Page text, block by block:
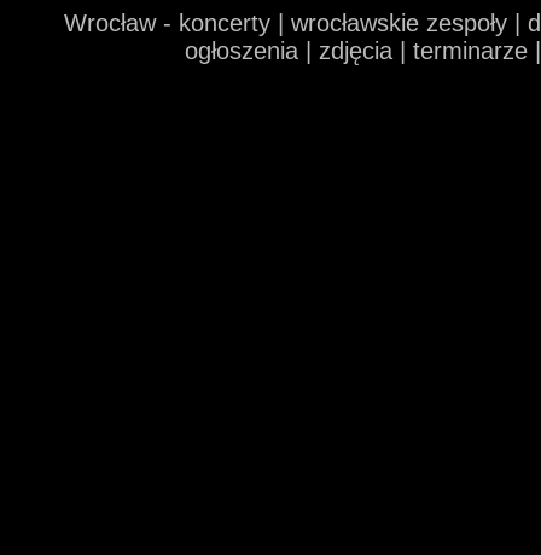
Wrocław - koncerty | wrocławskie zespoły
ogłoszenia | zdjęcia |